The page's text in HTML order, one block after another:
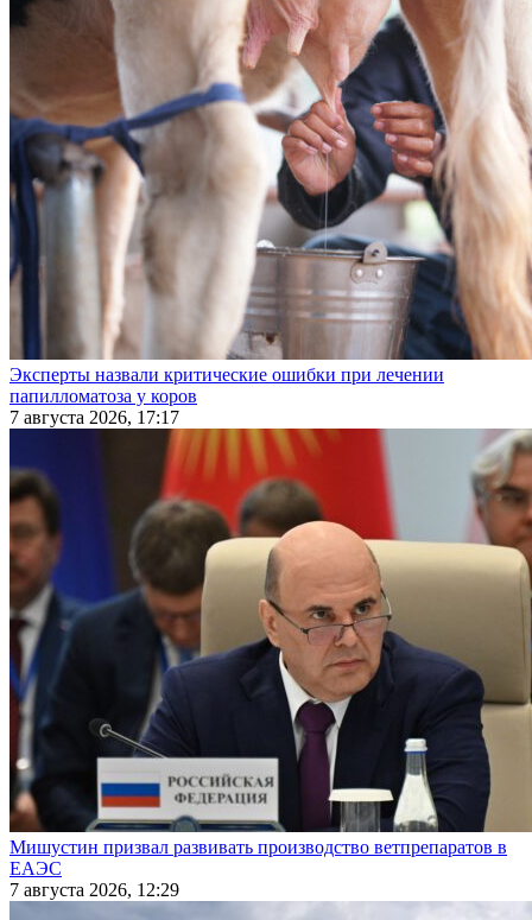
Эксперты назвали критические ошибки при лечении
папилломатоза у коров
7 августа 2026, 17:17
Мишустин призвал развивать производство ветпрепаратов в
ЕАЭС
7 августа 2026, 12:29